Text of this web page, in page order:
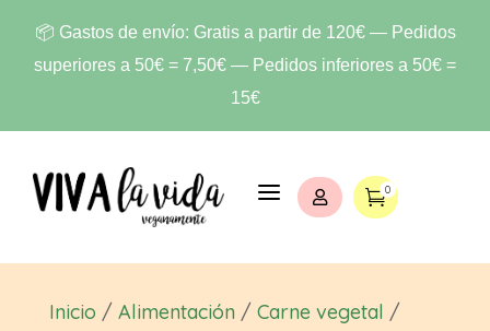
📦 Gastos de envío: Gratis a partir de 120€ — Pedidos
superiores a 50€ = 7,50€ — Pedidos inferiores a 50€ =
15€
a  0
Inicio / Alimentación/ Carne vegetal /